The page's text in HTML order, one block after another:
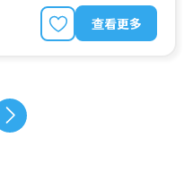
查看更多